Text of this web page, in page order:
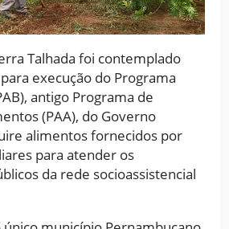
Talhada foi contemplado
execução do Programa
antigo Programa de
(PAA), do Governo
alimentos fornecidos por
para atender os
da rede socioassistencial